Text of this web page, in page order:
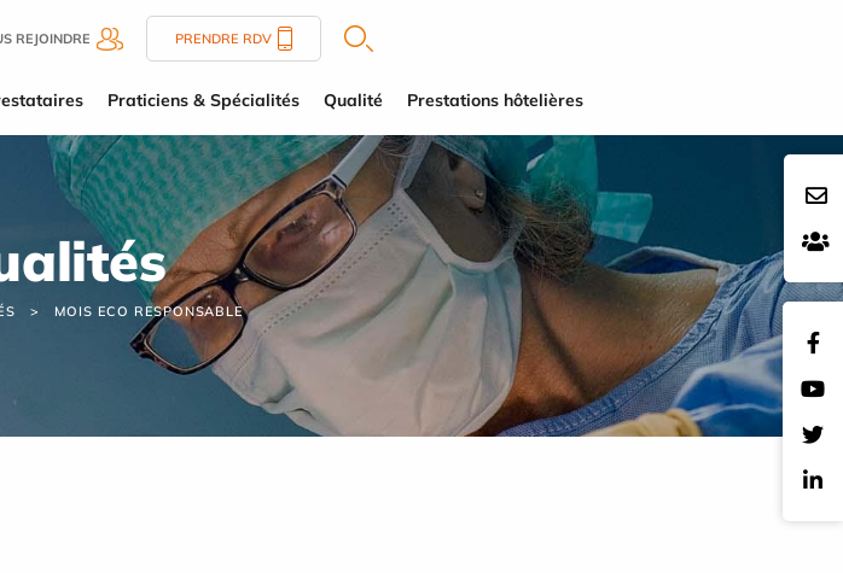
REJOINDRE PRENDRE RDV
Praticiens & Spécialités Qualité Prestations hôtelières
MOIS ECO RESPONSABLE